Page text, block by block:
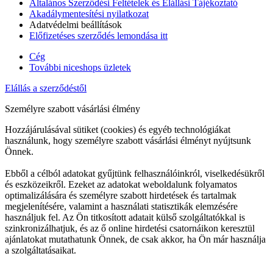
Általános Szerződési Feltételek és Elállási Tájékoztató
Akadálymentesítési nyilatkozat
Adatvédelmi beállítások
Előfizetéses szerződés lemondása itt
Cég
További niceshops üzletek
Elállás a szerződéstől
Személyre szabott vásárlási élmény
Hozzájárulásával sütiket (cookies) és egyéb technológiákat
használunk, hogy személyre szabott vásárlási élményt nyújtsunk
Önnek.
Ebből a célból adatokat gyűjtünk felhasználóinkról, viselkedésükről
és eszközeikről. Ezeket az adatokat weboldalunk folyamatos
optimalizálására és személyre szabott hirdetések és tartalmak
megjelenítésére, valamint a használati statisztikák elemzésére
használjuk fel. Az Ön titkosított adatait külső szolgáltatókkal is
szinkronizálhatjuk, és az ő online hirdetési csatornáikon keresztül
ajánlatokat mutathatunk Önnek, de csak akkor, ha Ön már használja
a szolgáltatásaikat.